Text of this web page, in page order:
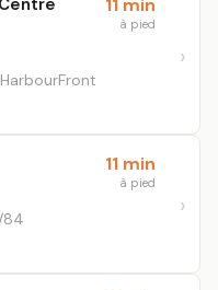
11 min
à pied
84
11 min
à pied